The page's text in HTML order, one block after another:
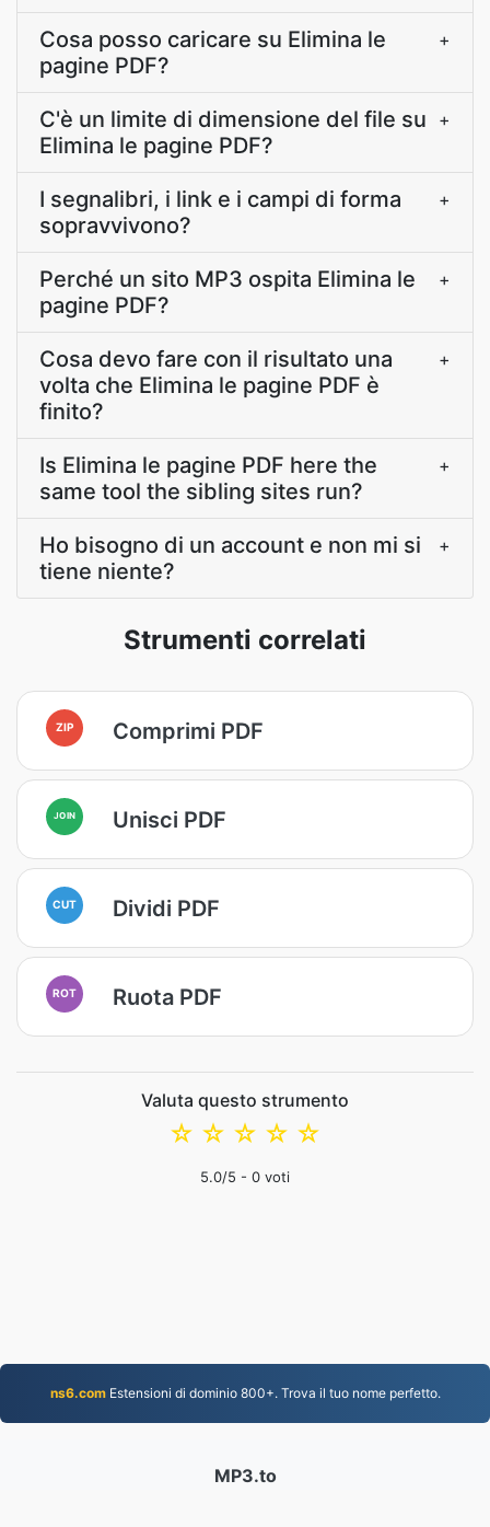
Cosa posso caricare su Elimina le
pagine PDF?
+
C'è un limite di dimensione del file su
Elimina le pagine PDF?
+
I segnalibri, i link e i campi di forma
sopravvivono?
+
Perché un sito MP3 ospita Elimina le
pagine PDF?
+
Cosa devo fare con il risultato una
volta che Elimina le pagine PDF è
finito?
+
Is Elimina le pagine PDF here the
same tool the sibling sites run?
+
Ho bisogno di un account e non mi si
tiene niente?
+
Strumenti correlati
ZIP Comprimi PDF
JOIN Unisci PDF
CUT Dividi PDF
ROT Ruota PDF
Valuta questo strumento
☆
☆
☆
☆
☆
5.0/5 - 0 voti
ns6.comEstensioni di dominio 800+. Trova il tuo nome perfetto.
MP3.to